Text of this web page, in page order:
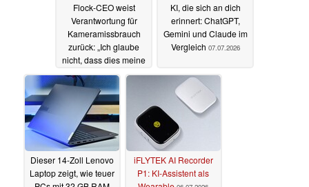
Flock-CEO weist
Verantwortung für
Kameramissbrauch
zurück: „Ich glaube
nicht, dass dies meine
Aufgabe ist“07.07.2026
KI, die sich an dich
erinnert: ChatGPT,
Gemini und Claude im
Vergleich 07.07.2026
Dieser 14-Zoll Lenovo
Laptop zeigt, wie teuer
iFLYTEK AI Recorder
P1: KI-Assistent als